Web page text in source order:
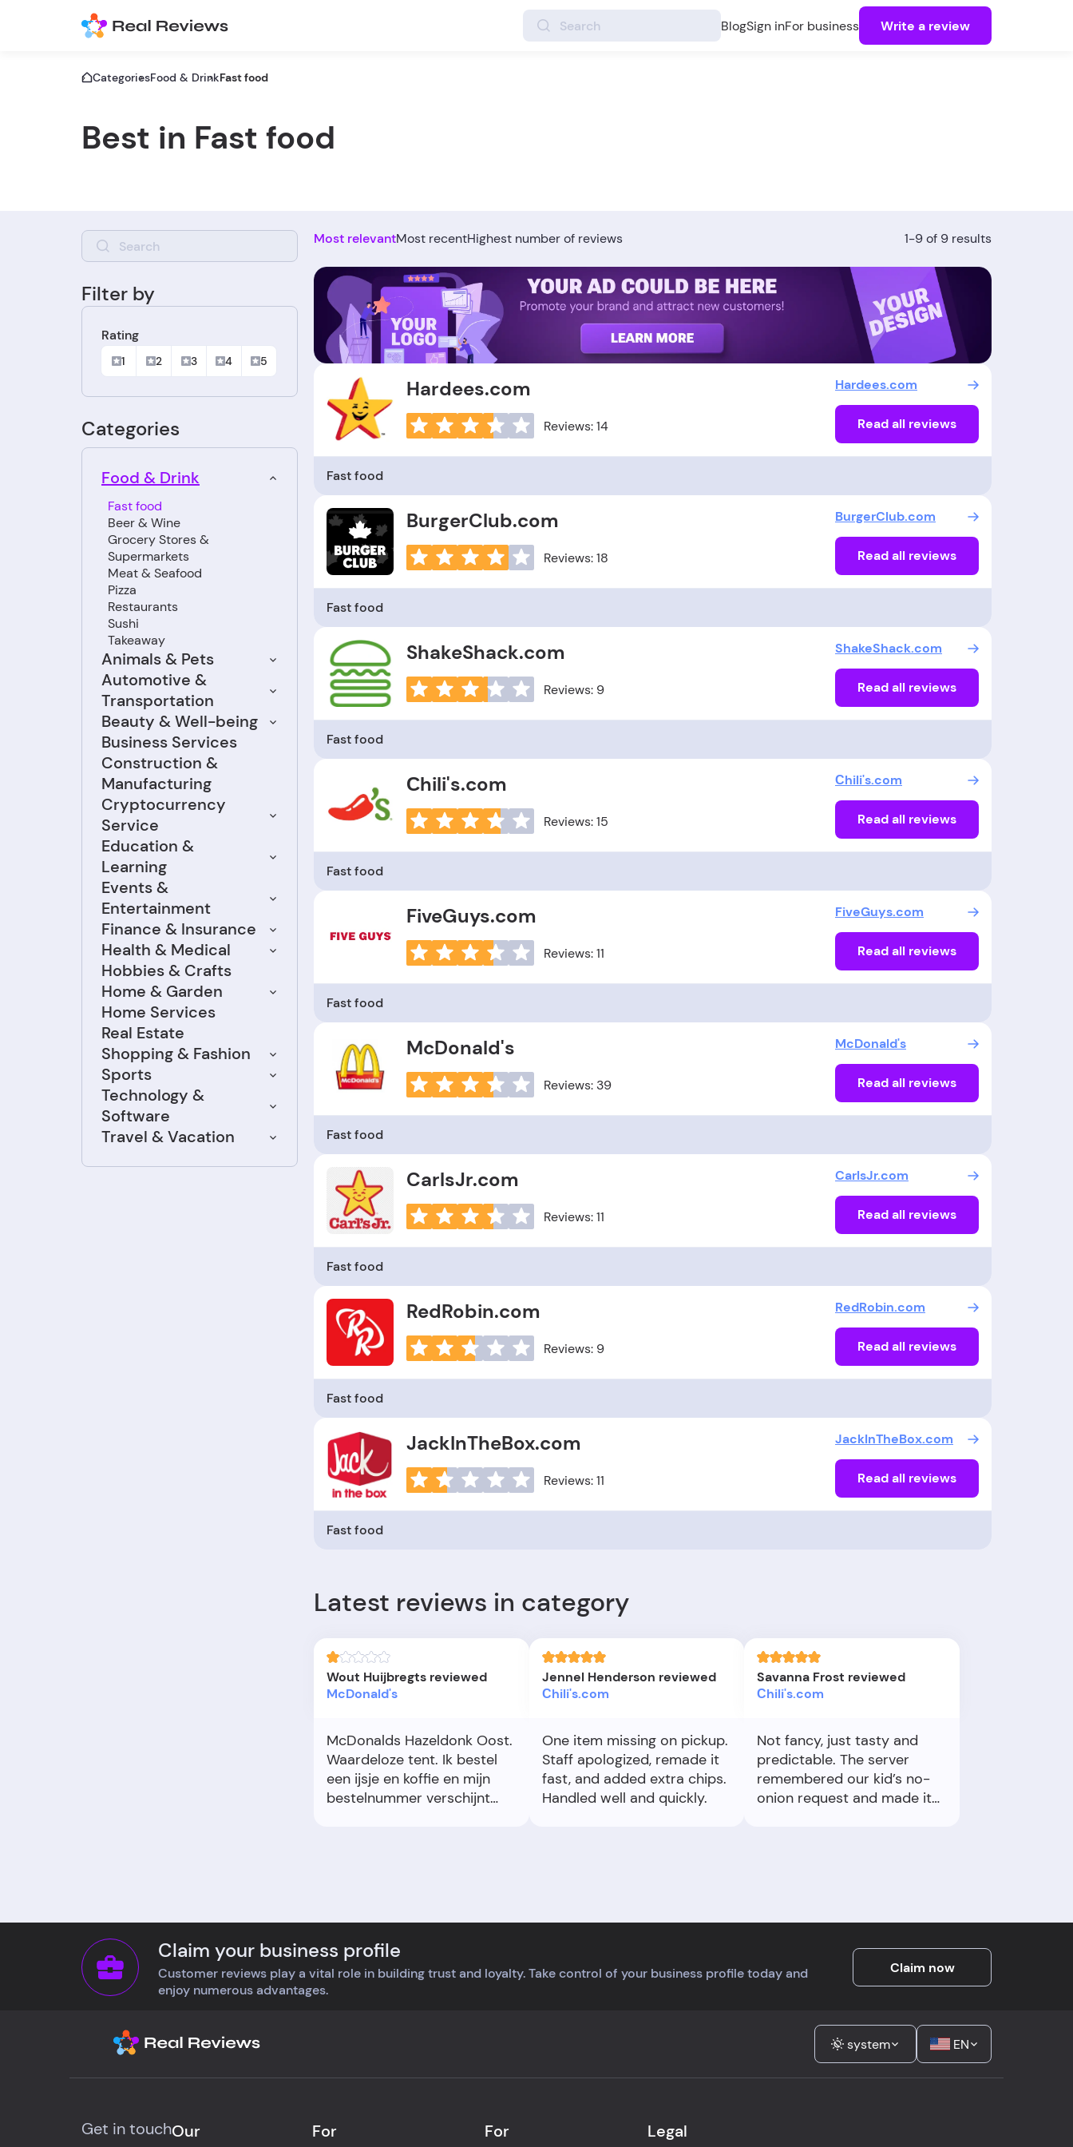
BlogSign inFor business Write a review
CategoriesFood & DrinkFast food
Best in Fast food
Filter by
Rating
1 2 3 4 5
Categories
Animals & Pets
Automotive &
Transportation
Beauty & Well-being
Business Services
Construction &
Manufacturing
Cryptocurrency
Service
Education &
Learning
Events &
Entertainment
Finance & Insurance
Food & Drink
Beer & Wine
Fast food
Grocery Stores &
Supermarkets
Meat & Seafood
Pizza
Restaurants
Sushi
Takeaway
Health & Medical
Hobbies & Crafts
Home & Garden
Home Services
Real Estate
Shopping & Fashion
Sports
Technology &
Software
Travel & Vacation
Most relevantMost recentHighest number of reviews 1-9 of 9 results
Hardees.com
Reviews: 14
Hardees.com
Read all reviews
Fast food
BurgerClub.com
Reviews: 18
BurgerClub.com
Read all reviews
Fast food
ShakeShack.com
Reviews: 9
ShakeShack.com
Read all reviews
Fast food
Сhili's.com
Reviews: 15
Сhili's.com
Read all reviews
Fast food
FiveGuys.com
Reviews: 11
FiveGuys.com
Read all reviews
Fast food
McDonald's
Reviews: 39
McDonald's
Read all reviews
Fast food
CarlsJr.com
Reviews: 11
CarlsJr.com
Read all reviews
Fast food
RedRobin.com
Reviews: 9
RedRobin.com
Read all reviews
Fast food
JackInTheBox.com
Reviews: 11
JackInTheBox.com
Read all reviews
Fast food
Latest reviews in category
Wout Huijbregts reviewed
McDonald's
McDonalds Hazeldonk Oost.
Waardeloze tent. Ik bestel
een ijsje en koffie en mijn
bestelnummer verschijnt
vraag om een nieuwe. De
medewerker wil een nieuw
ijsje maken, maar de
arrogantie van de manager
Jennel Henderson reviewed
Сhili's.com
One item missing on pickup.
Staff apologized, remade it
fast, and added extra chips.
Handled well and quickly.
Savanna Frost reviewed
Сhili's.com
Not fancy, just tasty and
predictable. The server
remembered our kid’s no-
onion request and made it
Claim your business profile
Customer reviews play a vital role in building trust and loyalty. Take control of your business profile today and
enjoy numerous advantages.
Claim now
system EN
Get in touchOur
For
For
Legal